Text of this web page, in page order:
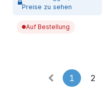
Preise zu sehen
Auf Bestellung
1 2